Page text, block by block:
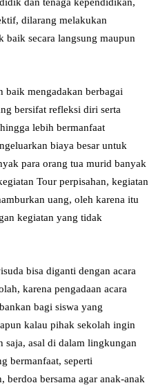
dan tenaga kependidikan,
dilarang melakukan
baik secara langsung maupun
baik mengadakan berbagai
bersifat refleksi diri serta
lebih bermanfaat
biaya besar untuk
para orang tua murid banyak
Tour perpisahan, kegiatan
uang, oleh karena itu
kegiatan yang tidak
bisa diganti dengan acara
karena pengadaan acara
bagi siswa yang
kalau pihak sekolah ingin
saja, asal di dalam lingkungan
bermanfaat, seperti
berdoa bersama agar anak-anak